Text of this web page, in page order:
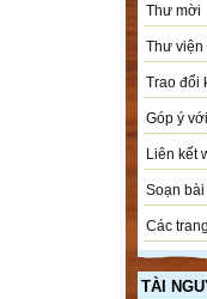
Thư mời
Thư viện
Trao đổi
Góp ý
Liên kết
Soạn
Các
TÀI